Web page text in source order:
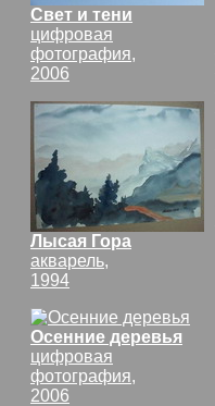
Свет и тени
цифровая
фотография,
2006
Лысая Гора
акварель,
1994
Осенние деревья
цифровая
фотография,
2006